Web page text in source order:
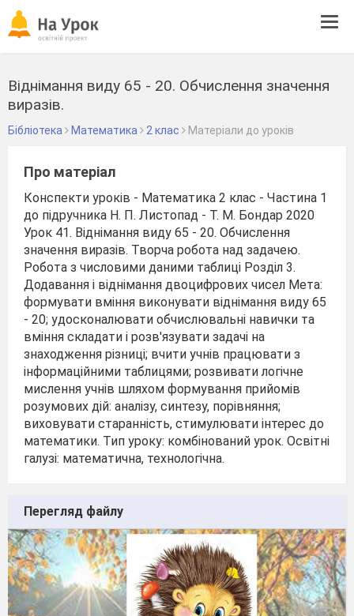
Віднімання виду 65 - 20. Обчислення значення
виразів.
Бібліотека Математика 2 клас Матеріали до уроків
Про матеріал
Конспекти уроків - Математика 2 клас - Частина 1
до підручника Н. П. Листопад - Т. М. Бондар 2020
Урок 41. Віднімання виду 65 - 20. Обчислення
значення виразів. Творча робота над задачею.
Робота з числовими даними таблиці Розділ 3.
Додавання і віднімання двоцифрових чисел Мета:
формувати вміння виконувати віднімання виду 65
- 20; удосконалювати обчислювальні навички та
вміння складати і розв'язувати задачі на
знаходження різниці; вчити учнів працювати з
інформаційними таблицями; розвивати логічне
мислення учнів шляхом формування прийомів
розумових дій: аналізу, синтезу, порівняння;
виховувати старанність, стимулювати інтерес до
математики. Тип уроку: комбінований урок. Освітні
галузі: математична, технологічна.
Перегляд файлу